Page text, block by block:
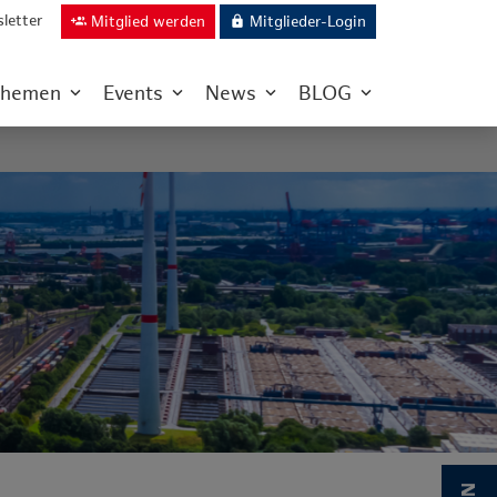
group_add Mitglied werden lock Mitglieder-Login
Events News BLOG